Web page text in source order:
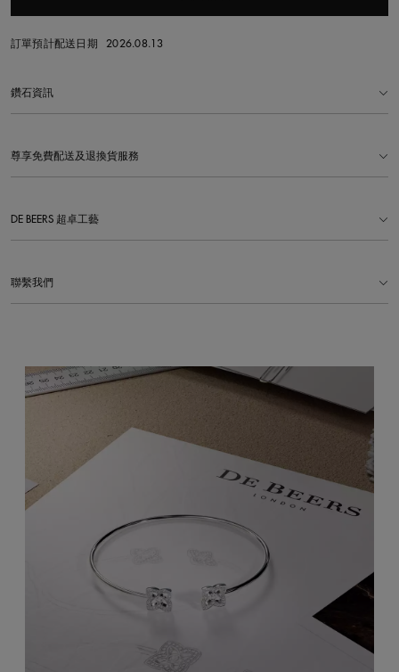
訂單預計配送日期 2026.08.13
鑽石資訊
尊享免費配送及退換貨服務
DE BEERS 超卓工藝
聯繫我們